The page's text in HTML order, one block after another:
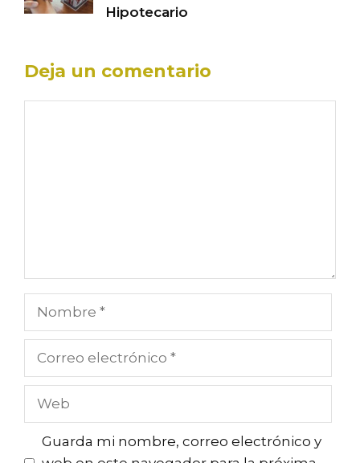
Hipotecario
Deja un comentario
Nombre
Guarda mi nombre, correo electrónico y